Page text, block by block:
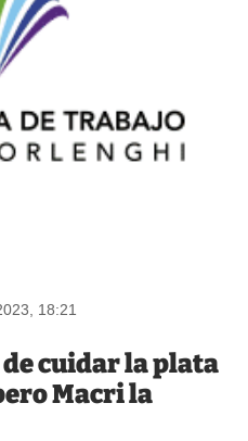
18:21
cuidar la plata
Macri la